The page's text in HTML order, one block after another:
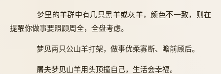
梦里的羊群中有几只黑羊或灰羊，颜色不一致，则在
提醒你做事要照顾周全，全盘考虑。
梦见两只公山羊打架，做事优柔寡断、瞻前顾后。
屠夫梦见山羊用头顶撞自己，生活会幸福。